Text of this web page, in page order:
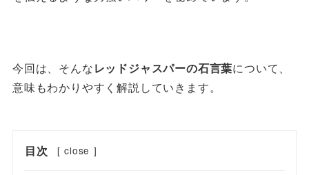
今回は、そんなレッドジャスパーの石言葉について、
意味もわかりやすく解説していきます。
目次 [ close ]